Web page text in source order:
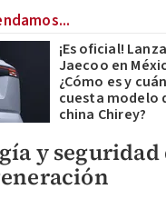
¡Es oficial!
Jaecoo en
¿Cómo es y
cuesta modelo
china Chirey?
y seguridad